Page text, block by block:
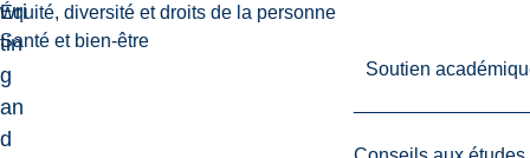
Équité, diversité et droits de la personne
Santé et bien-être
Soutien
wri
tin
g
an
d